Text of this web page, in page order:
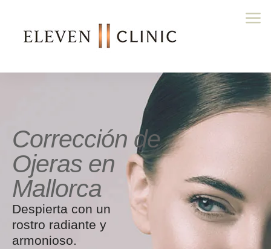
Corrección de
Ojeras en
Mallorca
Despierta con un
rostro radiante y
armonioso.